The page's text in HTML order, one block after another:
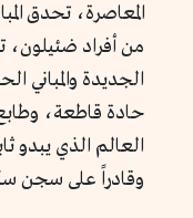
المعاصرة، تحدق
من أفراد ضئيلون،
الجديدة والمباني
حادة قاطعة،
العالم الذي يبدو
وقادراً على سجن